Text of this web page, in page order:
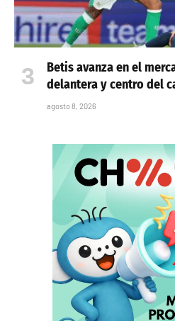
Betis avanza en el
delantera y centro del
agosto 8, 2026